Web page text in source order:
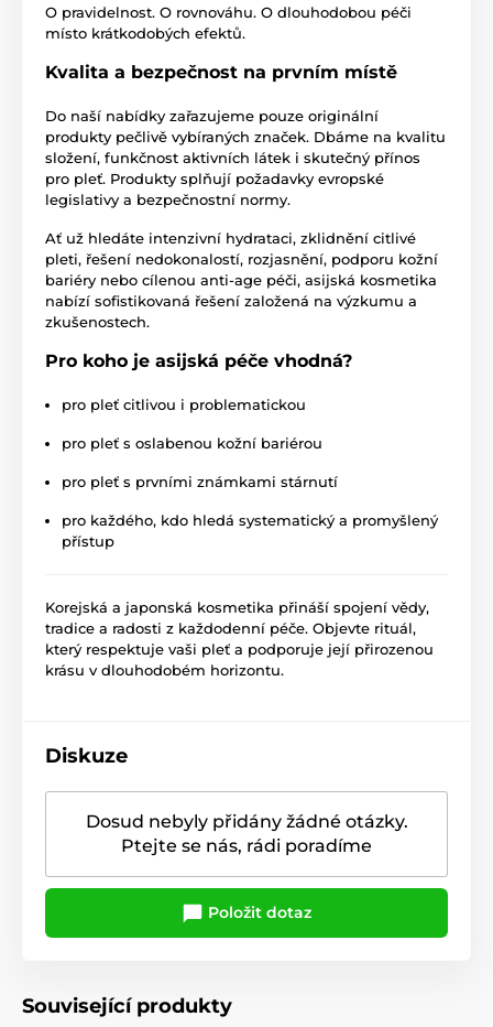
O pravidelnost. O rovnováhu. O dlouhodobou péči
místo krátkodobých efektů.
Kvalita a bezpečnost na prvním místě
Do naší nabídky zařazujeme pouze originální
produkty pečlivě vybíraných značek. Dbáme na kvalitu
složení, funkčnost aktivních látek i skutečný přínos
pro pleť. Produkty splňují požadavky evropské
legislativy a bezpečnostní normy.
Ať už hledáte intenzivní hydrataci, zklidnění citlivé
pleti, řešení nedokonalostí, rozjasnění, podporu kožní
bariéry nebo cílenou anti-age péči, asijská kosmetika
nabízí sofistikovaná řešení založená na výzkumu a
zkušenostech.
Pro koho je asijská péče vhodná?
pro pleť citlivou i problematickou
pro pleť s oslabenou kožní bariérou
pro pleť s prvními známkami stárnutí
pro každého, kdo hledá systematický a promyšlený
přístup
Korejská a japonská kosmetika přináší spojení vědy,
tradice a radosti z každodenní péče. Objevte rituál,
který respektuje vaši pleť a podporuje její přirozenou
krásu v dlouhodobém horizontu.
Diskuze
Dosud nebyly přidány žádné otázky.
Ptejte se nás, rádi poradíme
Položit dotaz
Související produkty